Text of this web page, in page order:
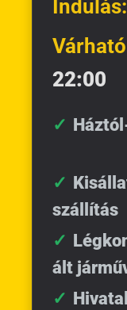
Indulás:
22:00
szállítás
ált